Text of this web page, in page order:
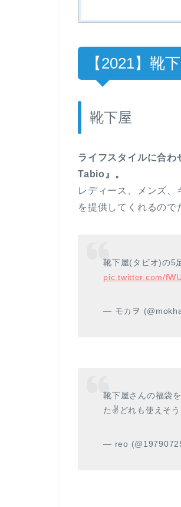
【2021】靴
靴下屋
ライフスタイルに合わ
Tabio』。
レディース、メンズ
を提供してくれるので
靴下屋(タビオ)の5
pic.twitter.com/
— モカヲ
靴下屋さんの福袋
た✌️どれも使えそう
— reo